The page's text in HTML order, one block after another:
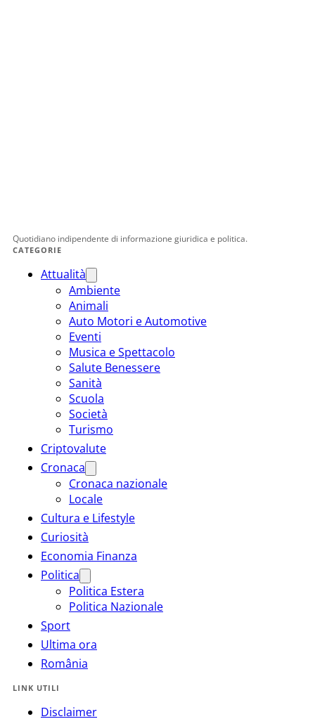
Quotidiano indipendente di informazione giuridica e politica.
CATEGORIE
Attualità
Ambiente
Animali
Auto Motori e Automotive
Eventi
Musica e Spettacolo
Salute Benessere
Sanità
Scuola
Società
Turismo
Criptovalute
Cronaca
Cronaca nazionale
Locale
Cultura e Lifestyle
Curiosità
Economia Finanza
Politica
Politica Estera
Politica Nazionale
Sport
Ultima ora
România
LINK UTILI
Disclaimer